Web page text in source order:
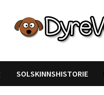
SOLSKINNSHISTORIE